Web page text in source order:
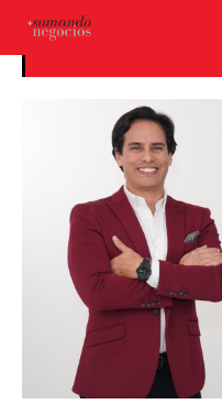
Desbloquea